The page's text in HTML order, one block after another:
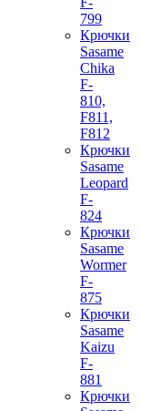
799
Крючки
Sasame
Chika
F-
810,
F811,
F812
Крючки
Sasame
Leopard
F-
824
Крючки
Sasame
Wormer
F-
875
Крючки
Sasame
Kaizu
F-
881
Крючки